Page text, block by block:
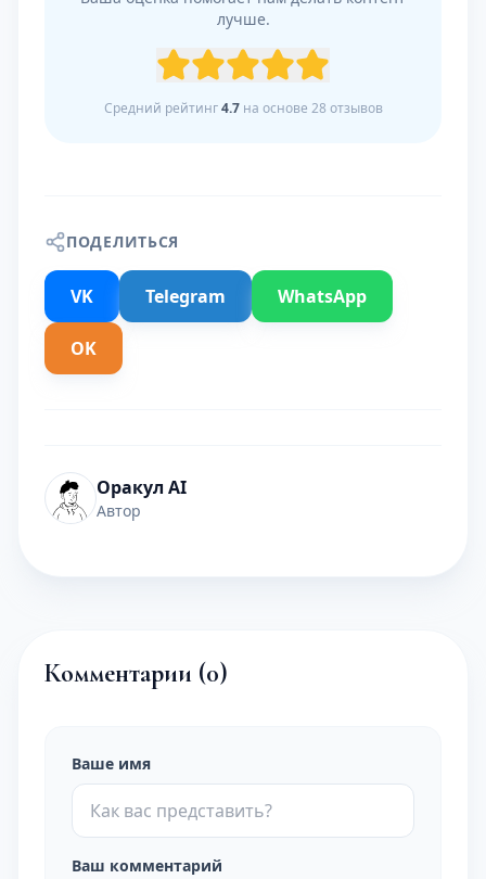
лучше.
Средний рейтинг4.7на основе 28 отзывов
ПОДЕЛИТЬСЯ
VK Telegram WhatsApp
OK
Оракул AI
Автор
Комментарии (0)
Ваше имя
Ваш комментарий